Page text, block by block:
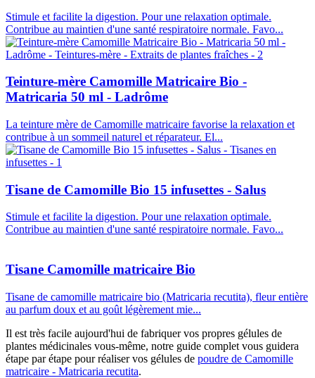
Stimule et facilite la digestion. Pour une relaxation optimale.
Contribue au maintien d'une santé respiratoire normale. Favo...
Teinture-mère Camomille Matricaire Bio -
Matricaria 50 ml - Ladrôme
La teinture mère de Camomille matricaire favorise la relaxation et
contribue à un sommeil naturel et réparateur. El...
Tisane de Camomille Bio 15 infusettes - Salus
Stimule et facilite la digestion. Pour une relaxation optimale.
Contribue au maintien d'une santé respiratoire normale. Favo...
Tisane Camomille matricaire Bio
Tisane de camomille matricaire bio (Matricaria recutita), fleur entière
au parfum doux et au goût légèrement mie...
Il est très facile aujourd'hui de fabriquer vos propres gélules de
plantes médicinales vous-même, notre guide complet vous guidera
étape par étape pour réaliser vos gélules de poudre de Camomille
matricaire - Matricaria recutita.